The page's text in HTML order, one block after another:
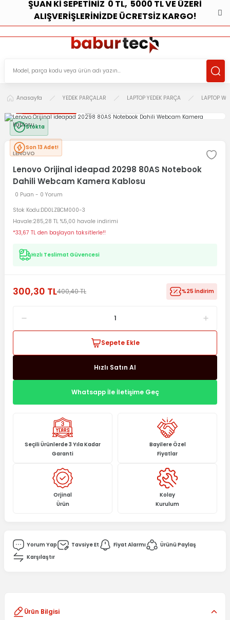
ŞUAN Kİ SEPETİNİZ 0 TL, 5000 TL VE ÜZERİ
ALIŞVERİŞLERİNİZDE ÜCRETSİZ KARGO!
Anasayfa YEDEK PARÇALAR LAPTOP YEDEK PARÇA LAPTOP
Stokta
Son 13 Adet!
LENOVO
Lenovo Orijinal ideapad 20298 80AS Notebook
Dahili Webcam Kamera Kablosu
0 Puan - 0 Yorum
Stok Kodu DD0LZBCM000-3
Havale 285,28 TL %5,00 havale indirimi
*33,67 TL den başlayan taksitlerle!!
Hızlı Teslimat Güvencesi
300,30 TL400,40 TL %25 İndirim
Sepete Ekle
Hızlı Satın Al
Whatsapp İle İletişime Geç
Seçili Ürünlerde 3 Yıla Kadar
Garanti
Bayilere Özel
Fiyatlar
Orjinal
Ürün
Kolay
Kurulum
Yorum Yap Tavsiye Et Fiyat Alarmı
Ürünü Paylaş
Karşılaştır
Ürün Bilgisi